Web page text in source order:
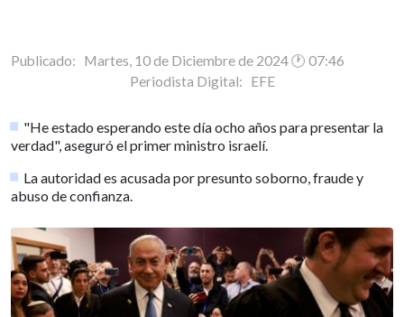
Publicado: Martes, 10 de Diciembre de 2024 🕐 07:46
Periodista Digital: EFE
"He estado esperando este día ocho años para presentar la
verdad", aseguró el primer ministro israelí.
La autoridad es acusada por presunto soborno, fraude y
abuso de confianza.